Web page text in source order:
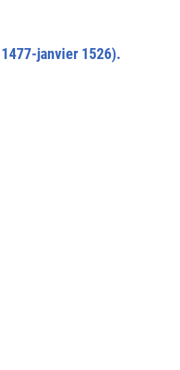
janvier 1526).